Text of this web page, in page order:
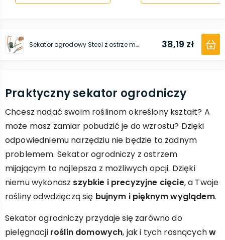
Sekator ogrodowy Steel z ostrze mijającym 25 mm 38,19 zł
Praktyczny sekator ogrodniczy
Chcesz nadać swoim roślinom określony kształt? A
może masz zamiar pobudzić je do wzrostu? Dzięki
odpowiedniemu narzędziu nie będzie to żadnym
problemem. Sekator ogrodniczy z ostrzem
mijającym to najlepsza z możliwych opcji. Dzięki
niemu wykonasz szybkie i precyzyjne cięcie, a Twoje
rośliny odwdzięczą się bujnym i pięknym wyglądem.
Sekator ogrodniczy przydaje się zarówno do
pielęgnacji roślin domowych, jak i tych rosnącychw